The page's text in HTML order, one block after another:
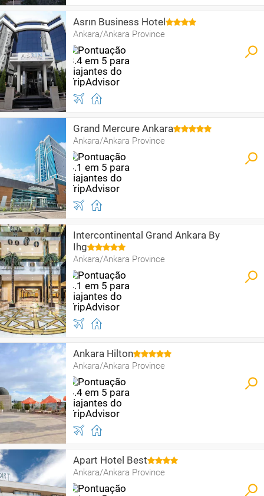
Asrın Business Hotel
Ankara/Ankara Province
Grand Mercure Ankara
Ankara/Ankara Province
Intercontinental Grand Ankara By
Ihg
Ankara/Ankara Province
Ankara Hilton
Ankara/Ankara Province
Apart Hotel Best
Ankara/Ankara Province